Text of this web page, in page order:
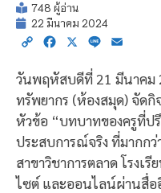
748 ผู้อ่าน
22 มีนาคม 2024
Copy Facebook
X Line
วันพฤหัสบดีที่ 21 มีนาคม
ทรัพยากร (ห้องสมุด) จัดกิ
หัวข้อ “บทบาทของครูที่ป
ประสบการณ์จริง ที่มากก
สาขาวิชาการตลาด โรง
ไซต์ และออนไลน์ผ่านสื่